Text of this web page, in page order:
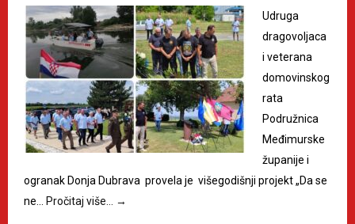
Udruga
dragovoljaca
i veterana
domovinskog
rata
Podružnica
Međimurske
županije i
ogranak Donja Dubrava provela je višegodišnji projekt „Da se
ne…
Pročitaj više… →